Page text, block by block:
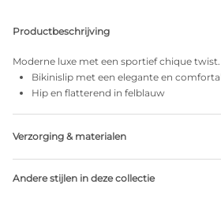
Productbeschrijving
Moderne luxe met een sportief chique
Bikinislip met een elegante en
Hip en flatterend in felblauw
Verzorging & materialen
Niet bleken
Andere stijlen in deze collectie